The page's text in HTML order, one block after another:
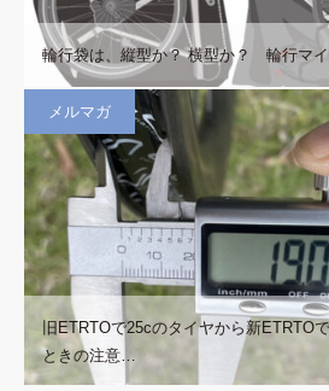
輪行袋は、縦型か？ 横型か？ 輪行マイ
メルマガ
旧ETRTOで25cのタイヤから新ETRTO
ときの注意…